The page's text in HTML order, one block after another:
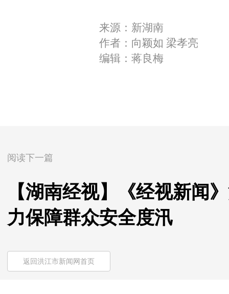
来源：新湖南
作者：向颖如 梁孝亮
编辑：蒋良梅
阅读下一篇
【湖南经视】《经视新闻
力保障群众安全度汛
返回洪江市新闻网首页